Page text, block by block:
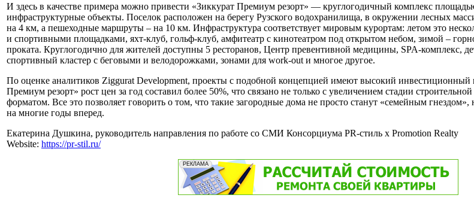
И здесь в качестве примера можно привести «Зиккурат Премиум резорт» — круглогодичный комплекс
инфраструктурные объекты. Поселок расположен на берегу Рузского водохранилища, в окружении лесных
на 4 км, а пешеходные маршруты – на 10 км. Инфраструктура соответствует мировым курортам: летом это
и спортивными площадками, яхт-клуб, гольф-клуб, амфитеатр с кинотеатром под открытом небом, зимой –
проката. Круглогодично для жителей доступны 5 ресторанов, Центр превентивной медицины, SPA-комплекс,
спортивный кластер с беговыми и велодорожками, зонами для work-out и многое другое.
По оценке аналитиков Ziggurat Development, проекты с подобной концепцией имеют высокий инвестиционный
Премиум резорт» рост цен за год составил более 50%, что связано не только с увеличением стадии
форматом. Все это позволяет говорить о том, что такие загородные дома не просто станут «семейным
на многие годы вперед.
Екатерина Душкина, руководитель направления по работе со СМИ Консорциума PR-стиль х Promotion Realty
Website: https://pr-stil.ru/